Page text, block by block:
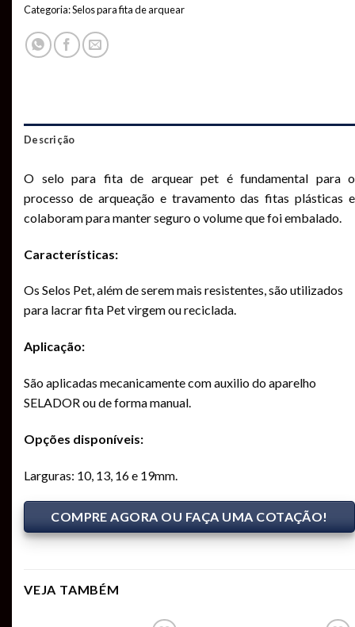
Categoria:Selos para fita de arquear
Descrição
O selo para fita de arquear pet é fundamental para o
processo de arqueação e travamento das fitas plásticas e
colaboram para manter seguro o volume que foi embalado.
Características:
Os Selos Pet, além de serem mais resistentes, são utilizados
para lacrar fita Pet virgem ou reciclada.
Aplicação:
São aplicadas mecanicamente com auxilio do aparelho
SELADOR ou de forma manual.
Opções disponíveis:
Larguras: 10, 13, 16 e 19mm.
COMPRE AGORA OU FAÇA UMA COTAÇÃO!
VEJA TAMBÉM